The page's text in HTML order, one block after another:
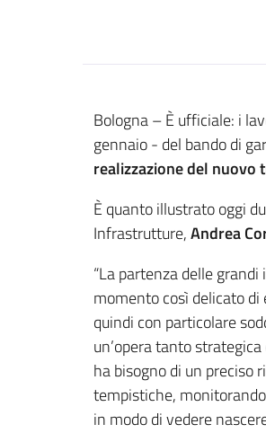
Contenuto
Bologna – È ufficiale: i
gennaio - del bando di
realizzazione del nuovo
È quanto illustrato oggi
Infrastrutture,Andrea
“La partenza delle
momento così delicato
quindi con particolare
un’opera tanto
ha bisogno di un preciso
tempistiche,
in modo di vedere